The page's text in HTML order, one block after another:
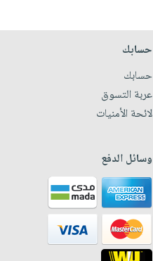
حسابك
حسابك
عربة التسوق
لائحة الأمنيات
وسائل الدفع